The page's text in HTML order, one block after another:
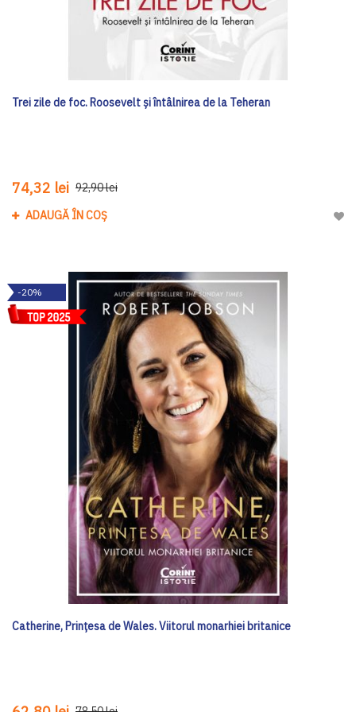
Trei zile de foc. Roosevelt și întâlnirea de la Teheran
74,32 lei 92,90 lei
ADAUGĂ ÎN COȘ
-20%
Catherine, Prințesa de Wales. Viitorul monarhiei britanice